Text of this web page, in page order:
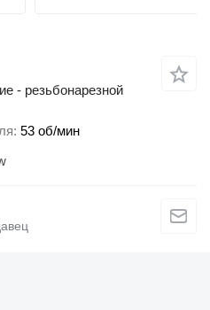
- резьбонарезной
53 об/мин